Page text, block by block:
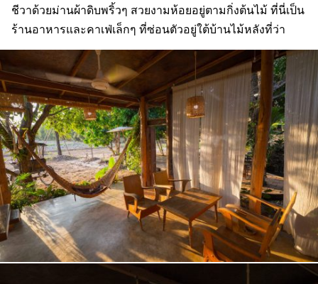
ชีวาด้วยม่านผ้าดิบพริ้วๆ สวยงามห้อยอยู่ตามกิ่งต้นไม้ ที่นี่เป็น
ร้านอาหารและคาเฟ่เล็กๆ ที่ซ่อนตัวอยู่ใต้บ้านไม้หลังที่ว่า